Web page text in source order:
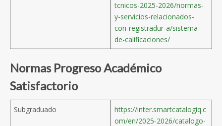
tcnicos-2025-2026/normas-
y-servicios-relacionados-
con-registradur-a/sistema-
de-calificaciones/
Normas Progreso Académico
Satisfactorio
Subgraduado
https://inter.smartcatalogiq.c
om/en/2025-2026/catalogo-